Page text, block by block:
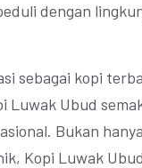
dengan
sebagai kopi
Luwak Ubud
Bukan
Kopi Luwak